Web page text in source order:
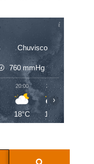
Chuvisco
760mmHg
20:00
18°C
21:00
18°C
›